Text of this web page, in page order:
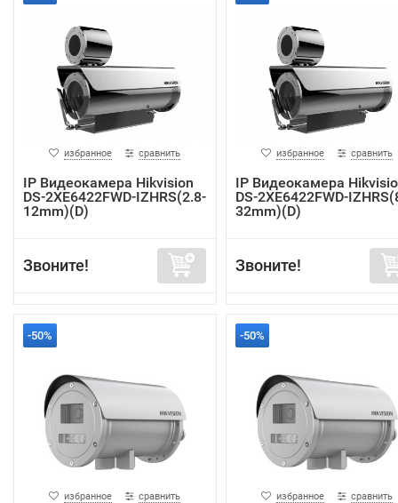
избранное сравнить
IP Видеокамера Hikvision
DS-2XE6422FWD-IZHRS(2.8-
12mm)(D)
Звоните!
избранное сравнить
IP Видеокамера
DS-2XE6422FWD-
32mm)(D)
Звоните!
-50%
избранное сравнить
-50%
избранное сравнить